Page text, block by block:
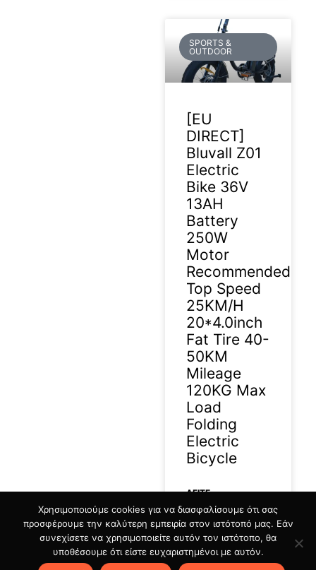
SPORTS &
OUTDOOR
[EU
DIRECT]
Bluvall Z01
Electric
Bike 36V
13AH
Battery
250W
Motor
Recommended
Top Speed
25KM/H
20*4.0inch
Fat Tire 40-
50KM
Mileage
120KG Max
Load
Folding
Electric
Bicycle
ΔΕΊΤΕ
ΠΕΡΙΣΣΟΤΕΡΑ »
06/07/2026
Χρησιμοποιούμε cookies για να διασφαλίσουμε ότι σας
προσφέρουμε την καλύτερη εμπειρία στον ιστότοπό μας. Εάν
συνεχίσετε να χρησιμοποιείτε αυτόν τον ιστότοπο, θα
υποθέσουμε ότι είστε ευχαριστημένοι με αυτόν.